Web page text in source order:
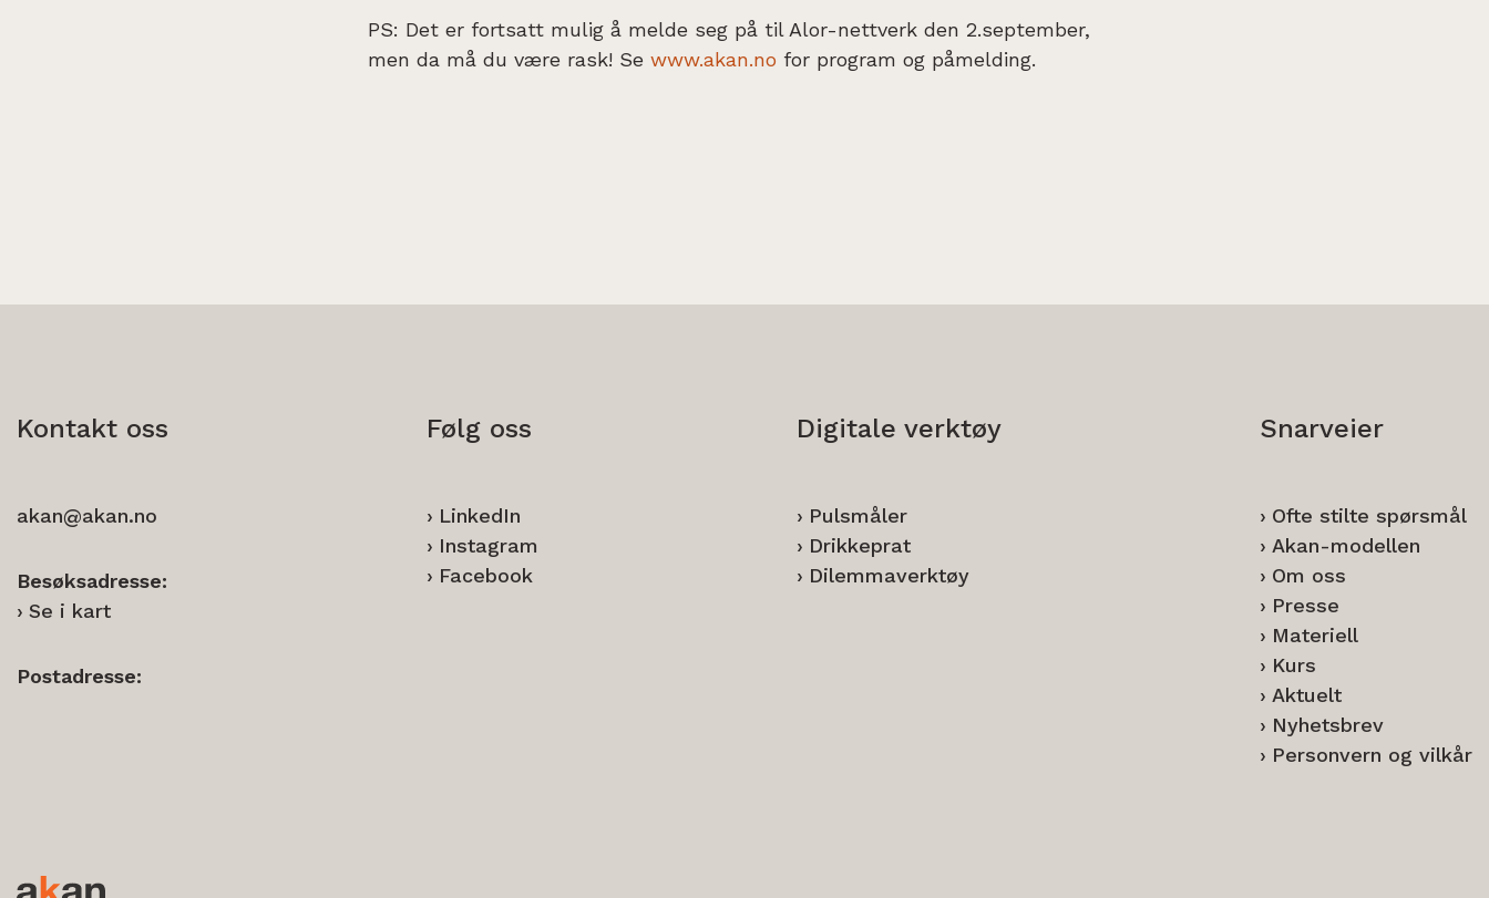
PS: Det er fortsatt mulig å melde seg på til Alor-nettverk den 2.september,
men da må du være rask! Se www.akan.no for program og påmelding.
Kontakt oss
akan@akan.no
Besøksadresse:
Se i kart
Postadresse:
Følg oss
LinkedIn
Instagram
Facebook
Digitale verktøy
Pulsmåler
Drikkeprat
Dilemmaverktøy
Snarveier
Ofte stilte spørsmål
Akan-modellen
Om oss
Presse
Materiell
Kurs
Aktuelt
Nyhetsbrev
Personvern og vilkår